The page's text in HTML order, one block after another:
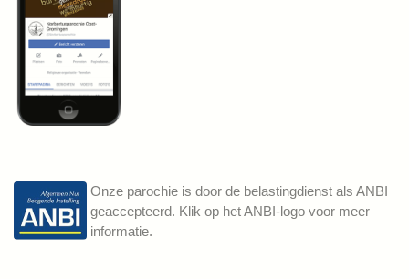
Onze parochie is door de belastingdienst als ANBI
geaccepteerd. Klik op het ANBI-logo voor meer
informatie.